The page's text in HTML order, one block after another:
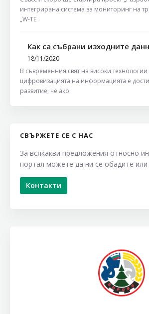
интегрирана система за мониторинг на
„W-TE
Как са събрани изходните
18/11/2020
В съвременния свят на високи технологии
цифровизацията на информацията е
развитие, че ако
СВЪРЖЕТЕ СЕ С НАС
За всякакви предложения относно
портал можете да ни се обадите
Контакти